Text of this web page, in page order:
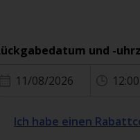
und -
11/08/2026 12:00
Ich habe einen